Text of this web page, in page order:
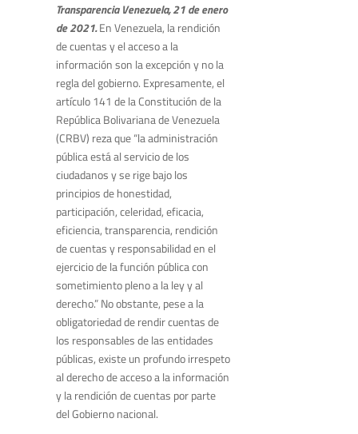
Transparencia Venezuela, 21 de enero
de 2021.En Venezuela, la rendición
de cuentas y el acceso a la
información son la excepción y no la
regla del gobierno. Expresamente, el
artículo 141 de la Constitución de la
República Bolivariana de Venezuela
(CRBV) reza que “la administración
pública está al servicio de los
ciudadanos y se rige bajo los
principios de honestidad,
participación, celeridad, eficacia,
eficiencia, transparencia, rendición
de cuentas y responsabilidad en el
ejercicio de la función pública con
sometimiento pleno a la ley y al
derecho.” No obstante, pese a la
obligatoriedad de rendir cuentas de
los responsables de las entidades
públicas, existe un profundo irrespeto
al derecho de acceso a la información
y la rendición de cuentas por parte
del Gobierno nacional.